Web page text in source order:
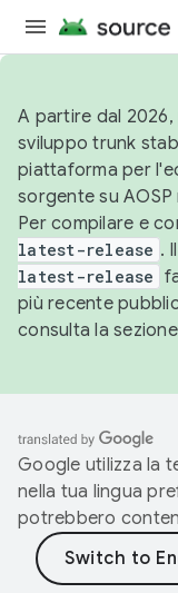
A partire dal
sviluppo trunk
piattaforma per
sorgente su
Per compilare e
latest-release .
latest-release
più recente
consulta la sezione
Google utilizza la
nella tua lingua
potrebbero